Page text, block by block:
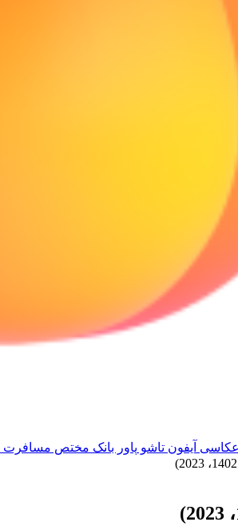
آیفون تاشو پاور بانک مختص مسافرت